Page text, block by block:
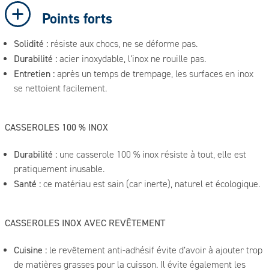
Points forts
Solidité : résiste aux chocs, ne se déforme pas.
Durabilité : acier inoxydable, l’inox ne rouille pas.
Entretien : après un temps de trempage, les surfaces en inox
se nettoient facilement.
CASSEROLES 100 % INOX
Durabilité : une casserole 100 % inox résiste à tout, elle est
pratiquement inusable.
Santé : ce matériau est sain (car inerte), naturel et écologique.
CASSEROLES INOX AVEC REVÊTEMENT
Cuisine : le revêtement anti-adhésif évite d’avoir à ajouter trop
de matières grasses pour la cuisson. Il évite également les